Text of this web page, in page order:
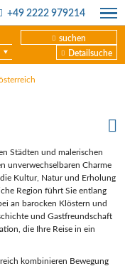
+49 2222 979214
suchen
Detailsuche
Städten und malerischen
unverwechselbaren Charme
Kultur, Natur und Erholung
Region führt Sie entlang
an barocken Klöstern und
und Gastfreundschaft
die Ihre Reise in ein
kombinieren Bewegung